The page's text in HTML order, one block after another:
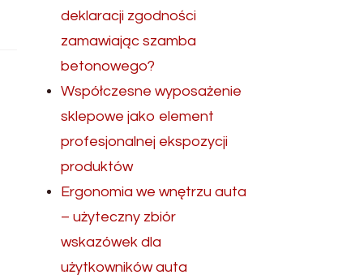
deklaracji zgodności
zamawiając szamba
betonowego?
Współczesne wyposażenie
sklepowe jako element
profesjonalnej ekspozycji
produktów
Ergonomia we wnętrzu auta
– użyteczny zbiór
wskazówek dla
użytkowników auta